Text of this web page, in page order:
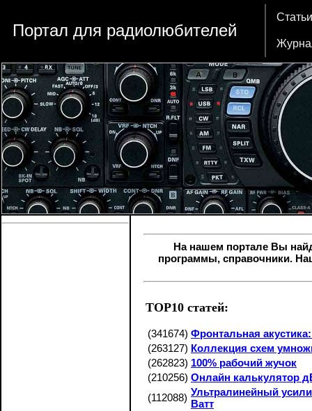
Портал для радиолюбителей
Статьи
На нашем портале Вы
программы, справочники.
TOP10 статей:
(341674) Фронтальная
(263127) Коллекция схем
(262823) 100% рабочий жучок
(210256) Онлайн калькулятор
(112088) Ультралинейный
Ватт